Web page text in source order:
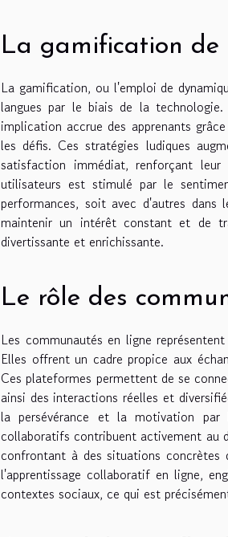
La gamification de
La gamification, ou l'emploi de
langues par le biais de la technologie.
implication accrue des apprenants
les défis. Ces stratégies ludiques
satisfaction immédiat, renforçant
utilisateurs est stimulé par le
performances, soit avec d'autres dans
maintenir un intérêt constant et de
divertissante et enrichissante.
Le rôle des
Les communautés en ligne
Elles offrent un cadre propice aux
Ces plateformes permettent de se
ainsi des interactions réelles et
la persévérance et la motivation par
collaboratifs contribuent activement au
confrontant à des situations concrètes
l'apprentissage collaboratif en ligne,
contextes sociaux, ce qui est